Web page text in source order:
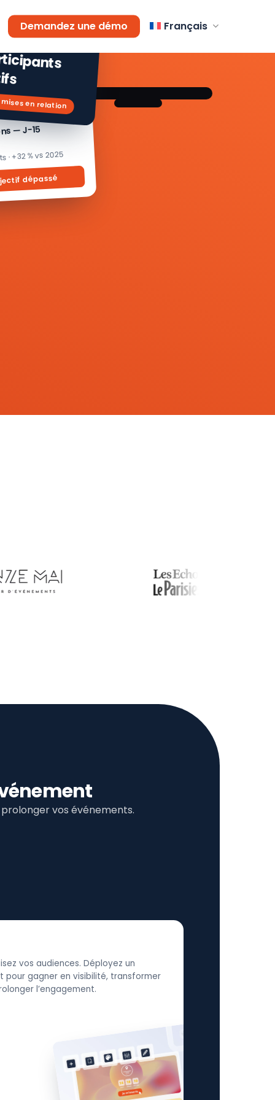
Demandez une démo Français
— J-15
· +32 % vs 2025
dépassé
de
mises en relation
vos événements.
vos audiences. Déployez un
gagner en visibilité, transformer
l’engagement.